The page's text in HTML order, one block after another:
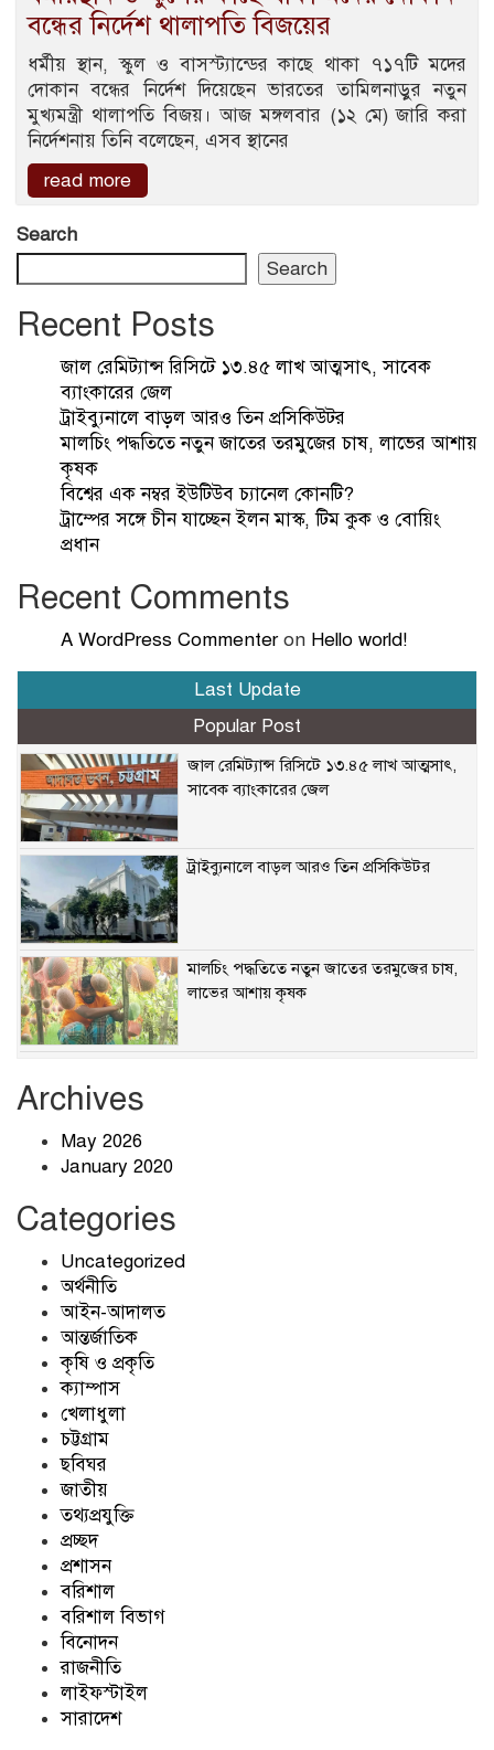
বন্ধের নির্দেশ থালাপতি বিজয়ের
ধর্মীয় স্থান, স্কুল ও বাসস্ট্যান্ডের কাছে থাকা ৭১৭টি মদের
দোকান বন্ধের নির্দেশ দিয়েছেন ভারতের তামিলনাড়ুর নতুন
মুখ্যমন্ত্রী থালাপতি বিজয়। আজ মঙ্গলবার (১২ মে) জারি করা
নির্দেশনায় তিনি বলেছেন, এসব স্থানের
read more
Search
Search
Recent Posts
জাল রেমিট্যান্স রিসিটে ১৩.৪৫ লাখ আত্মসাৎ, সাবেক
ব্যাংকারের জেল
ট্রাইব্যুনালে বাড়ল আরও তিন প্রসিকিউটর
মালচিং পদ্ধতিতে নতুন জাতের তরমুজের চাষ, লাভের আশায়
কৃষক
বিশ্বের এক নম্বর ইউটিউব চ্যানেল কোনটি?
ট্রাম্পের সঙ্গে চীন যাচ্ছেন ইলন মাস্ক, টিম কুক ও বোয়িং
প্রধান
Recent Comments
A WordPress Commenteron Hello world!
Last Update
Popular Post
জাল রেমিট্যান্স রিসিটে ১৩.৪৫ লাখ আত্মসাৎ,
সাবেক ব্যাংকারের জেল
ট্রাইব্যুনালে বাড়ল আরও তিন প্রসিকিউটর
মালচিং পদ্ধতিতে নতুন জাতের তরমুজের চাষ,
লাভের আশায় কৃষক
Archives
May 2026
January 2020
Categories
Uncategorized
অর্থনীতি
আইন-আদালত
আন্তর্জাতিক
কৃষি ও প্রকৃতি
ক্যাম্পাস
খেলাধুলা
চট্টগ্রাম
ছবিঘর
জাতীয়
তথ্যপ্রযুক্তি
প্রচ্ছদ
প্রশাসন
বরিশাল
বরিশাল বিভাগ
বিনোদন
রাজনীতি
লাইফস্টাইল
সারাদেশ